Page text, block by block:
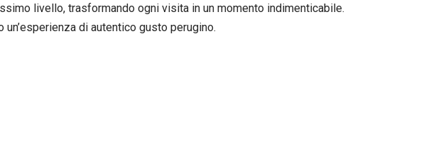
livello, trasformando ogni visita in un momento indimenticabile.
di autentico gusto perugino.